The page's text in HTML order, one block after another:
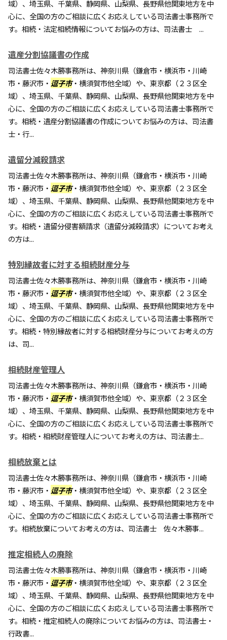
域）、埼玉県、千葉県、静岡県、山梨県、長野県他関東地方を中
心に、全国の方のご相談に広くお応えしている司法書士事務所で
す。相続・法定相続情報についてお悩みの方は、司法書士 ...
遺産分割協議書の作成
司法書士佐々木勝事務所は、神奈川県（鎌倉市・横浜市・川崎
市・藤沢市・ 逗子市・横須賀市他全域）や、東京都（２３区全
域）、埼玉県、千葉県、静岡県、山梨県、長野県他関東地方を中
心に、全国の方のご相談に広くお応えしている司法書士事務所で
す。相続・遺産分割協議書の作成についてお悩みの方は、司法書
士・行...
遺留分減殺請求
司法書士佐々木勝事務所は、神奈川県（鎌倉市・横浜市・川崎
市・藤沢市・ 逗子市・横須賀市他全域）や、東京都（２３区全
域）、埼玉県、千葉県、静岡県、山梨県、長野県他関東地方を中
心に、全国の方のご相談に広くお応えしている司法書士事務所で
す。相続・遺留分侵害額請求（遺留分減殺請求）についてお考え
の方は...
特別縁故者に対する相続財産分与
司法書士佐々木勝事務所は、神奈川県（鎌倉市・横浜市・川崎
市・藤沢市・ 逗子市・横須賀市他全域）や、東京都（２３区全
域）、埼玉県、千葉県、静岡県、山梨県、長野県他関東地方を中
心に、全国の方のご相談に広くお応えしている司法書士事務所で
す。相続・特別縁故者に対する相続財産分与についてお考えの方
は、司...
相続財産管理人
司法書士佐々木勝事務所は、神奈川県（鎌倉市・横浜市・川崎
市・藤沢市・ 逗子市・横須賀市他全域）や、東京都（２３区全
域）、埼玉県、千葉県、静岡県、山梨県、長野県他関東地方を中
心に、全国の方のご相談に広くお応えしている司法書士事務所で
す。相続・相続財産管理人についてお考えの方は、司法書士...
相続放棄とは
司法書士佐々木勝事務所は、神奈川県（鎌倉市・横浜市・川崎
市・藤沢市・ 逗子市・横須賀市他全域）や、東京都（２３区全
域）、埼玉県、千葉県、静岡県、山梨県、長野県他関東地方を中
心に、全国の方のご相談に広くお応えしている司法書士事務所で
す。相続放棄についてお考えの方は、司法書士 佐々木勝事...
推定相続人の廃除
司法書士佐々木勝事務所は、神奈川県（鎌倉市・横浜市・川崎
市・藤沢市・ 逗子市・横須賀市他全域）や、東京都（２３区全
域）、埼玉県、千葉県、静岡県、山梨県、長野県他関東地方を中
心に、全国の方のご相談に広くお応えしている司法書士事務所で
す。相続・推定相続人の廃除についてお悩みの方は、司法書士・
行政書...